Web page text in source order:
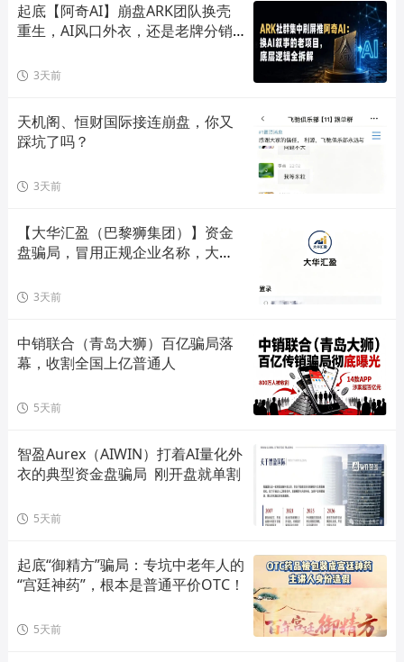
起底【阿奇AI】崩盘ARK团队换壳
重生，AI风口外衣，还是老牌分销
3天前
天机阁、恒财国际接连崩盘，你又
踩坑了吗？
3天前
【大华汇盈（巴黎狮集团）】资金
盘骗局，冒用正规企业名称，大量
3天前
中销联合（青岛大狮）百亿骗局落
幕，收割全国上亿普通人
5天前
智盈Aurex（AIWIN）打着AI量化外
衣的典型资金盘骗局  刚开盘就单割
5天前
起底“御精方”骗局：专坑中老年人的
“宫廷神药”，根本是普通平价OTC！
5天前